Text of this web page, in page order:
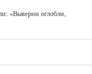
«Выверни оглобли,